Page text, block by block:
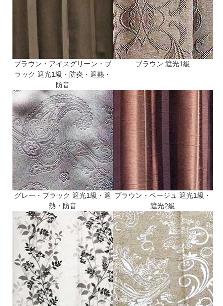
ブラウン・アイスグリーン・ブ
ラック 遮光1級・防炎・遮熱・
防音
ブラウン 遮光1級
グレー・ブラック 遮光1級・遮
熱・防音
ブラウン・ベージュ 遮光1級・
遮光2級